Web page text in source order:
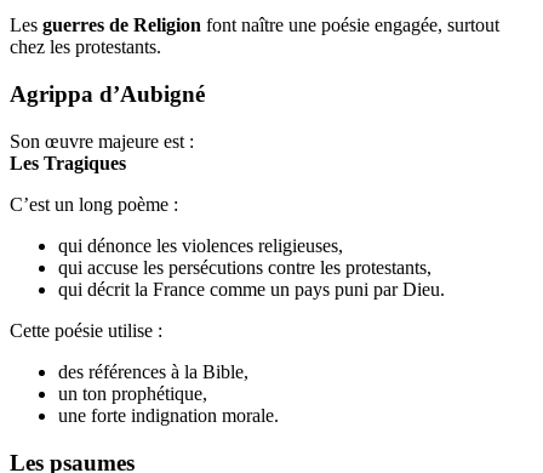
Les guerres de Religion font naître une poésie engagée, surtout
chez les protestants.
Agrippa d’Aubigné
Son œuvre majeure est :
Les Tragiques
C’est un long poème :
qui dénonce les violences religieuses,
qui accuse les persécutions contre les protestants,
qui décrit la France comme un pays puni par Dieu.
Cette poésie utilise :
des références à la Bible,
un ton prophétique,
une forte indignation morale.
Les psaumes